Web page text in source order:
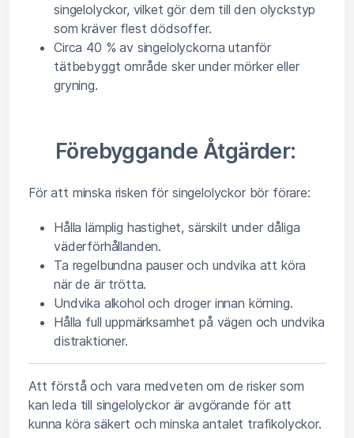
singelolyckor, vilket gör dem till den olyckstyp
som kräver flest dödsoffer.
Circa 40 % av singelolyckorna utanför
tätbebyggt område sker under mörker eller
gryning.
Förebyggande Åtgärder:
För att minska risken för singelolyckor bör förare:
Hålla lämplig hastighet, särskilt under dåliga
väderförhållanden.
Ta regelbundna pauser och undvika att köra
när de är trötta.
Undvika alkohol och droger innan körning.
Hålla full uppmärksamhet på vägen och undvika
distraktioner.
Att förstå och vara medveten om de risker som
kan leda till singelolyckor är avgörande för att
kunna köra säkert och minska antalet trafikolyckor.